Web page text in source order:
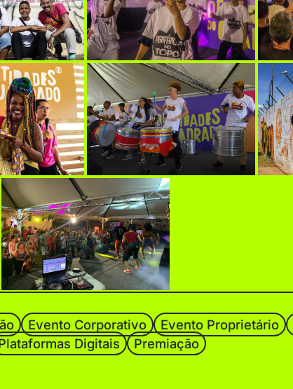
Evento Corporativo Evento Proprietário
Digitais Premiação